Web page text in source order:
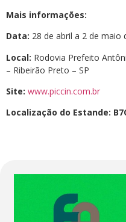
Mais informações:
Data: 28 de abril a 2 de maio
Local: Rodovia Prefeito
– Ribeirão Preto – SP
Site: www.piccin.com.br
Localização do Estande: